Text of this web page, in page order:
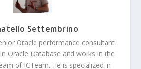
Settembrino
Oracle performance consultant
Oracle Database and works in the
of ICTeam. He is specialized in